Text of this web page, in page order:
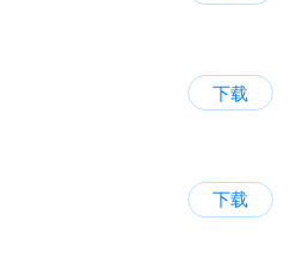
下载
下载